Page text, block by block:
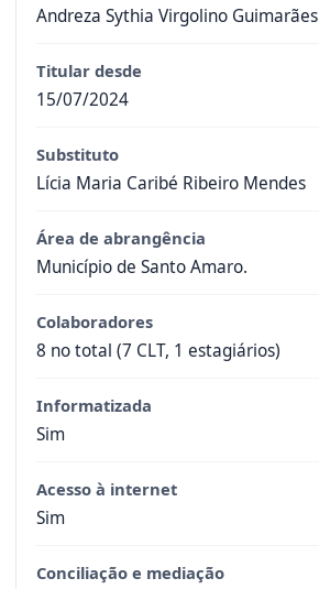
Andreza Sythia Virgolino Guimarães
Titular desde
15/07/2024
Substituto
Lícia Maria Caribé Ribeiro Mendes
Área de abrangência
Município de Santo Amaro.
Colaboradores
8 no total (7 CLT, 1 estagiários)
Informatizada
Sim
Acesso à internet
Sim
Conciliação e mediação